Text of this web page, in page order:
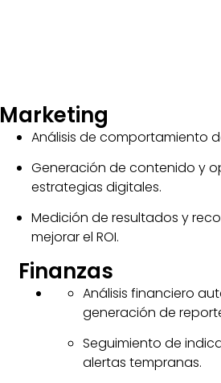
Marketing
Análisis de comportamiento
Generación de contenido y
estrategias digitales.
Medición de resultados y
mejorar el ROI.
Finanzas
Análisis financiero
generación de
Seguimiento de
alertas tempranas.